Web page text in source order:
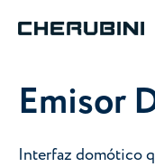
Emisor
Interfaz domótico